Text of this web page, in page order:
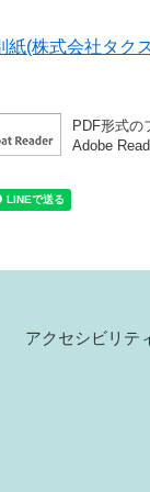
紙(株式会社タク
PDF形式の
Adobe
アクセシビリテ